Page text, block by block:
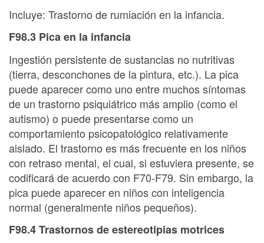
Incluye: Trastorno de rumiación en la infancia.
F98.3 Pica en la infancia
Ingestión persistente de sustancias no nutritivas
(tierra, desconchones de la pintura, etc.). La pica
puede aparecer como uno entre muchos síntomas
de un trastorno psiquiátrico más amplio (como el
autismo) o puede presentarse como un
comportamiento psicopatológico relativamente
aislado. El trastorno es más frecuente en los niños
con retraso mental, el cual, si estuviera presente, se
codificará de acuerdo con F70-F79. Sin embargo, la
pica puede aparecer en niños con inteligencia
normal (generalmente niños pequeños).
F98.4 Trastornos de estereotipias motrices